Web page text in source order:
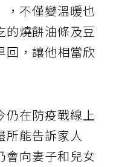
，不僅變溫暖也
的燒餅油條及豆
回，讓他相當欣
仍在防疫戰線上
所能告訴家人
會向妻子和兒女